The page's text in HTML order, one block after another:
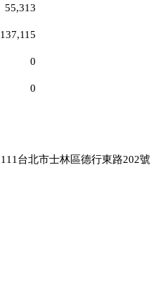
55,313
137,115
0
0
111台北市士林區德行東路202號